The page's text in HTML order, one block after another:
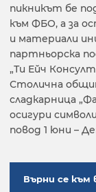
пикникът бе
към ФБО, а за
и материали
партньорска
„Ти Ейч
Столична
сладкарница
осигури
повод 1 юни –
Върни се към